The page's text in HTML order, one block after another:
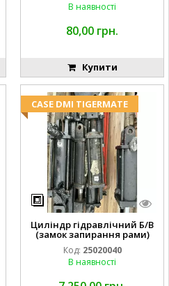
В наявності
80,00 грн.
Купити
CASE DMI TIGERMATE
Циліндр гідравлічний Б/В
(замок запирання рами)
2''X4'' 25320040
Код: 25020040
В наявності